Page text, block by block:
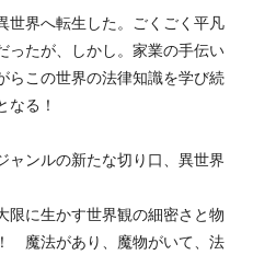
世界へ転生した。ごくごく平凡
ったが、しかし。家業の手伝い
らこの世界の法律知識を学び続
る！
ャンルの新たな切り口、異世界
限に生かす世界観の細密さと物
魔法があり、魔物がいて、法